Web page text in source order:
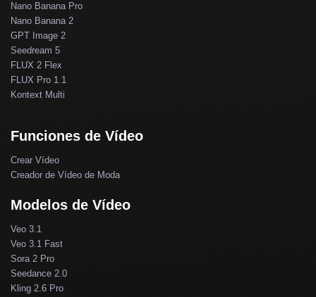
Nano Banana Pro
Nano Banana 2
GPT Image 2
Seedream 5
FLUX 2 Flex
FLUX Pro 1.1
Kontext Multi
Funciones de Vídeo
Crear Vídeo
Creador de Vídeo de Moda
Modelos de Vídeo
Veo 3.1
Veo 3.1 Fast
Sora 2 Pro
Seedance 2.0
Kling 2.6 Pro